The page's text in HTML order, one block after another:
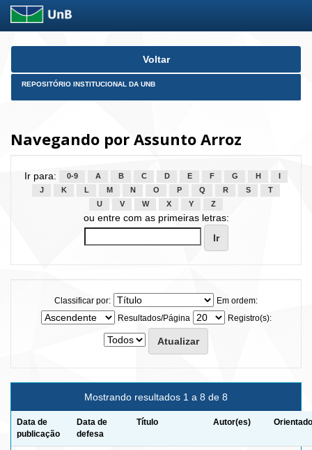
Skip
Voltar
REPOSITÓRIO INSTITUCIONAL DA UNB
Navegando por Assunto Arroz
Ir para: 0-9 A B C D E F G H
J
K L M N O P Q R S
T
U
V W X Y Z
ou entre com as primeiras letras:
Classificar por:
Em ordem:
Resultados/Página
Registro(s):
Mostrando resultados 1 a 8 de 8
Data de
publicação
Data de
defesa
Título Autor(es)